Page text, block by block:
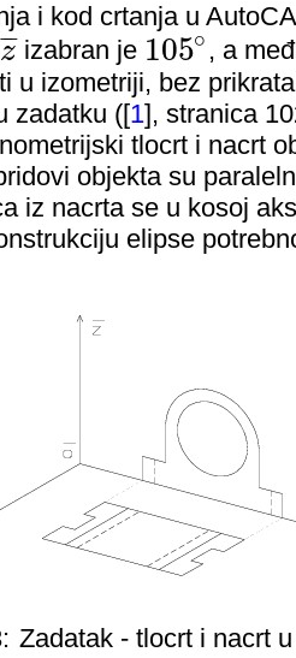
i kod crtanja u
z
¯¯
¯
z¯ izabran je 105∘
105∘
, a
u izometriji, bez
zadatku ([1] , stranica
tlocrt i nacrt
objekta su
iz nacrta se u kosoj
elipse
Zadatak - tlocrt i nacrt